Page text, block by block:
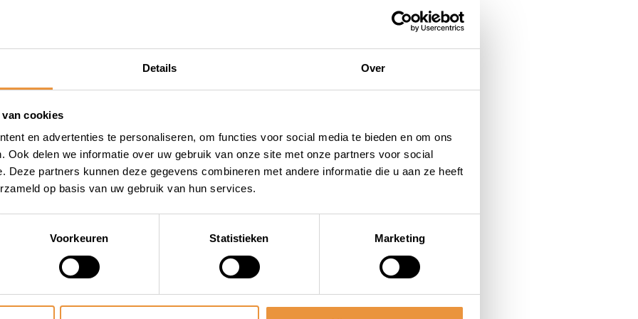
Details Over
cookies
en advertenties te personaliseren, om functies voor social media te bieden en om ons
Ook delen we informatie over uw gebruik van onze site met onze partners voor social
Deze partners kunnen deze gegevens combineren met andere informatie die u aan ze heeft
op basis van uw gebruik van hun services.
Voorkeuren Statistieken Marketing
daarom bieden wij
je bij artsloten.nl
levering. Als dé
en accessoires, weten
tegen diefstal. Naast
zoals dit
alles wat je nodig hebt voor
beenkleed voor
en ervaar de